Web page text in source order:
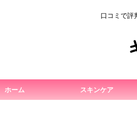
口コミで評
ホーム スキンケア